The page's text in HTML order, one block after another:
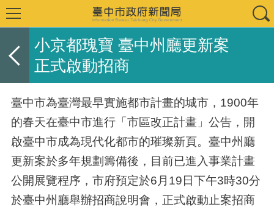
小京都瑰寶 臺中州廳更新案
正式啟動招商
臺中市為臺灣最早實施都市計畫的城市，1900年
的春天在臺中市進行「市區改正計畫」公告，開
啟臺中市成為現代化都市的璀璨新頁。臺中州廳
更新案於多年規劃籌備後，目前已進入事業計畫
公開展覽程序，市府預定於6月19日下午3時30分
於臺中州廳舉辦招商說明會，正式啟動止案招商